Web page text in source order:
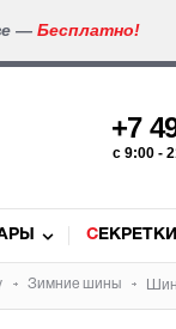
— Бесплатно!
+7
c 9:00 -
СЕКРЕТКИ
Зимние шины